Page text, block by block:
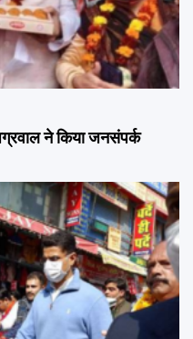
ने किया जनसंपर्क